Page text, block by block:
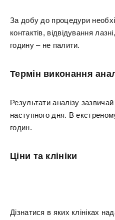
За добу до процедури
контактів, відвідування
годину – не палити.
Термін виконання
Результати аналізу
наступного дня. В
годин.
Ціни та клініки
Дізнатися в яких клініках